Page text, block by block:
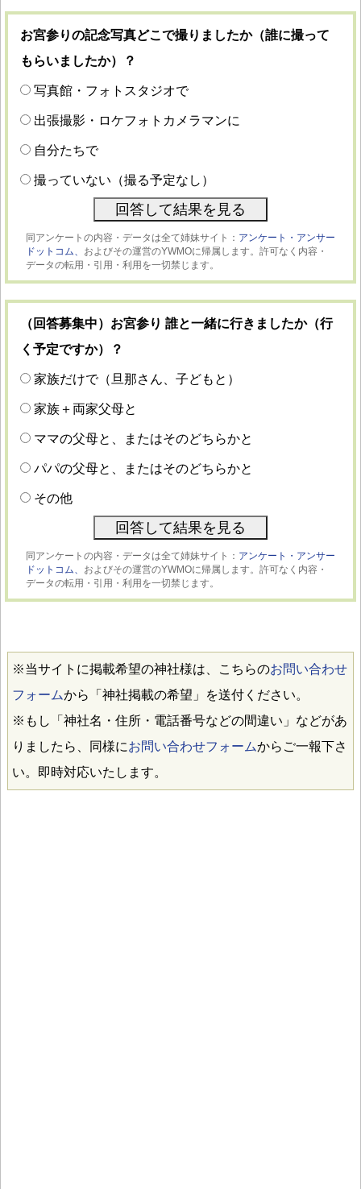
お宮参りの記念写真どこで撮りましたか（誰に撮って
もらいましたか）？
写真館・フォトスタジオで
出張撮影・ロケフォトカメラマンに
自分たちで
撮っていない（撮る予定なし）
同アンケートの内容・データは全て姉妹サイト： アンケート・アンサー
ドットコム、 およびその運営のYWMOに帰属します。許可なく内容・
データの転用・引用・利用を一切禁じます。
（回答募集中）お宮参り 誰と一緒に行きましたか（行
く予定ですか）？
家族だけで（旦那さん、子どもと）
家族＋両家父母と
ママの父母と、またはそのどちらかと
パパの父母と、またはそのどちらかと
その他
同アンケートの内容・データは全て姉妹サイト： アンケート・アンサー
ドットコム、 およびその運営のYWMOに帰属します。許可なく内容・
データの転用・引用・利用を一切禁じます。
※当サイトに掲載希望の神社様は、こちらのお問い合わせ
フォームから「神社掲載の希望」を送付ください。
※もし「神社名・住所・電話番号などの間違い」などがあ
りましたら、同様にお問い合わせフォームからご一報下さ
い。即時対応いたします。